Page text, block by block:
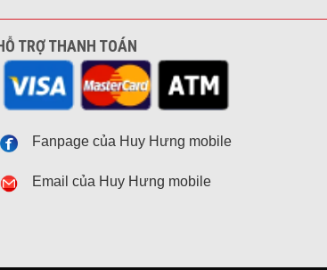
TRỢ THANH TOÁN
Fanpage của Huy Hưng mobile
Email của Huy Hưng mobile